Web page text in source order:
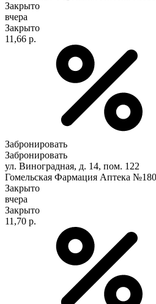
Закрыто
вчера
Закрыто
11,66 р.
Забронировать
Забронировать
ул. Виноградная, д. 14, пом. 122
Гомельская Фармация Аптека
Закрыто
вчера
Закрыто
11,70 р.